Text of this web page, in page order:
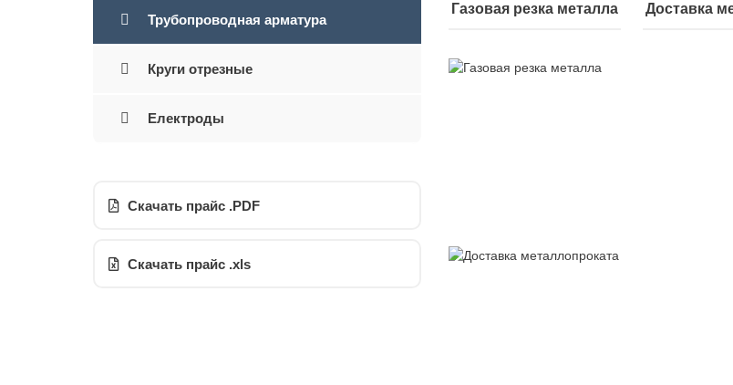
Трубопроводная арматура
Круги отрезные
Електроды
Скачать прайс .PDF
Скачать прайс .xls
Газовая резка металла Доставка